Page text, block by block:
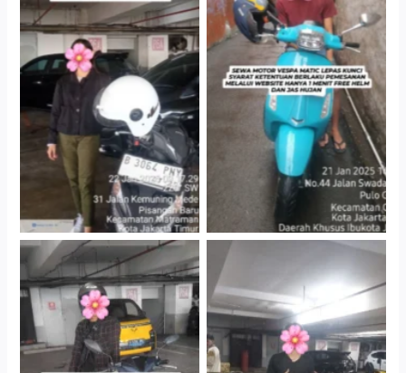
Cityplaza Jatinegara
Gedung Parkir P6A
Antar Jemput Kendaraan